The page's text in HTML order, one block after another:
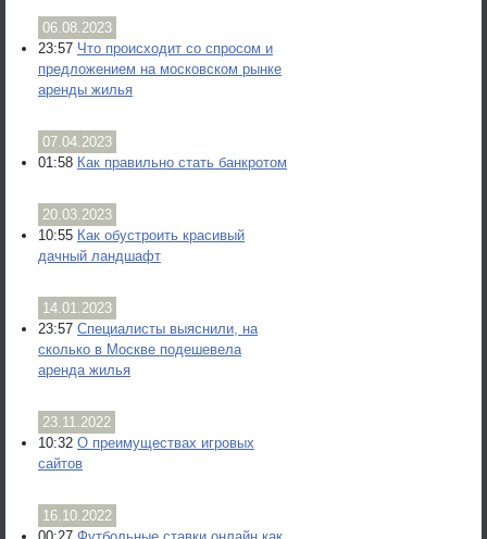
06.08.2023
23:57 Что происходит со спросом и
предложением на московском рынке
аренды жилья
07.04.2023
01:58 Как правильно стать банкротом
20.03.2023
10:55 Как обустроить красивый
дачный ландшафт
14.01.2023
23:57 Специалисты выяснили, на
сколько в Москве подешевела
аренда жилья
23.11.2022
10:32 О преимуществах игровых
сайтов
16.10.2022